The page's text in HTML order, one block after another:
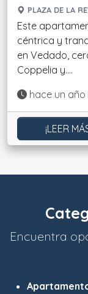
PLAZA DE LA
Este
céntrica y
en Vedado,
Coppelia y....
Actualizado:
hace un año
¡LEER
Encuentra